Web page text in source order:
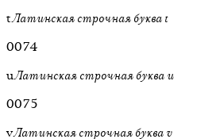
tЛатинская строчная буква t
0074
uЛатинская строчная буква u
0075
vЛатинская строчная буква v